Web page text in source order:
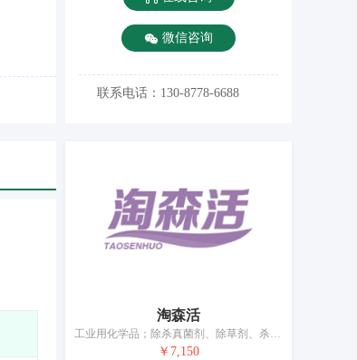
微信咨询
联系电话：130-8778-6688
淘森活
工业用化学品；除杀真菌剂、除草剂、杀虫剂、杀寄生虫剂外的农业化学品；化学肥料；土壤调节用化学品；植物生长调节剂；混合肥；肥料；肥料制剂；水果催熟用激素；工业用粘合剂和胶水
￥7,150